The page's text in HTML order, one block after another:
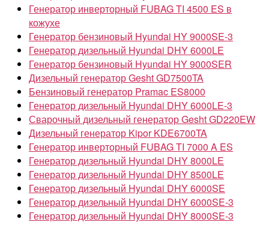
Генератор инверторный FUBAG TI 4500 ES в
кожухе
Генератор бензиновый Hyundai HY 9000SE-3
Генератор дизельный Hyundai DHY 6000LE
Генератор бензиновый Hyundai HY 9000SER
Дизельный генератор Gesht GD7500TA
Бензиновый генератор Pramac ES8000
Генератор дизельный Hyundai DHY 6000LE-3
Сварочный дизельный генератор Gesht GD220EW
Дизельный генератор Kipor KDE6700TA
Генератор инверторный FUBAG TI 7000 A ES
Генератор дизельный Hyundai DHY 8000LE
Генератор дизельный Hyundai DHY 8500LE
Генератор дизельный Hyundai DHY 6000SE
Генератор дизельный Hyundai DHY 6000SE-3
Генератор дизельный Hyundai DHY 8000SE-3